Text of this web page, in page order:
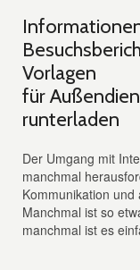
Vorlagen
für
runterladen
Der Umgang mit
manchmal
Kommunikation
Manchmal ist so
manchmal ist es